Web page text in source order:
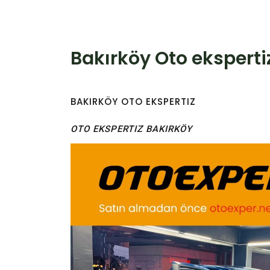
Bakırköy Oto
BAKIRKÖY OTO EKSPERTIZ
OTO EKSPERTIZ BAKIRKÖY